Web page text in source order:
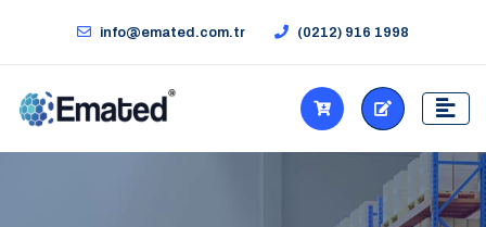
info@emated.com.tr (0212) 916 1998